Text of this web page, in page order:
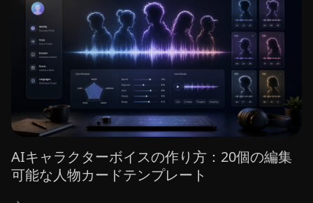
AIキャラクターボイスの作り方：20個の編集
可能な人物カードテンプレート